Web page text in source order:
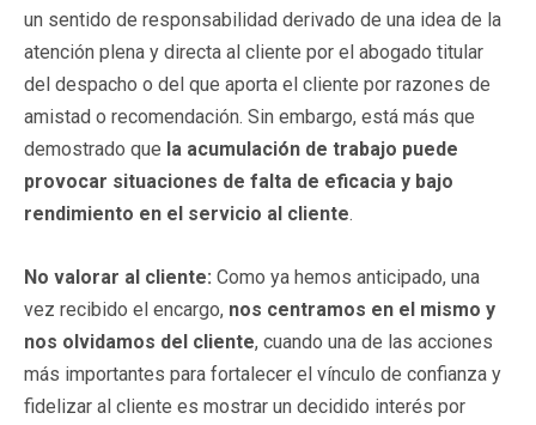
un sentido de responsabilidad derivado de una idea de la
atención plena y directa al cliente por el abogado titular
del despacho o del que aporta el cliente por razones de
amistad o recomendación. Sin embargo, está más que
demostrado que la acumulación de trabajo puede
provocar situaciones de falta de eficacia y bajo
rendimiento en el servicio al cliente.
No valorar al cliente: Como ya hemos anticipado, una
vez recibido el encargo, nos centramos en el mismo y
nos olvidamos del cliente, cuando una de las acciones
más importantes para fortalecer el vínculo de confianza y
fidelizar al cliente es mostrar un decidido interés por